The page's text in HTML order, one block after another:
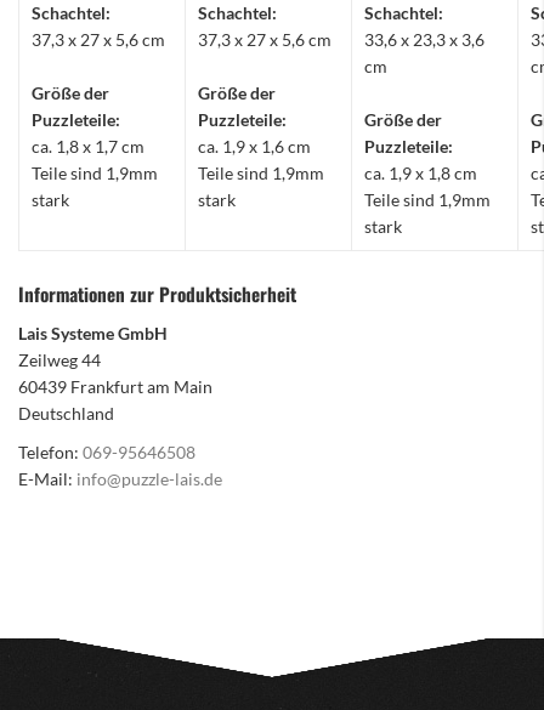
Schachtel:
37,3 x 27 x 5,6 cm
Größe der
Puzzleteile:
ca. 1,8 x 1,7 cm
Teile sind 1,9mm
stark
Schachtel:
37,3 x 27 x 5,6 cm
Größe der
Puzzleteile:
ca. 1,9 x 1,6 cm
Teile sind 1,9mm
stark
Schachtel:
33,6 x 23,3 x 3,6
cm
Größe der
Puzzleteile:
ca. 1,9 x 1,8 cm
Teile sind 1,9mm
stark
Informationen zur Produktsicherheit
Lais Systeme GmbH
Zeilweg 44
60439 Frankfurt am Main
Deutschland
Telefon: 069-95646508
E-Mail: info@puzzle-lais.de